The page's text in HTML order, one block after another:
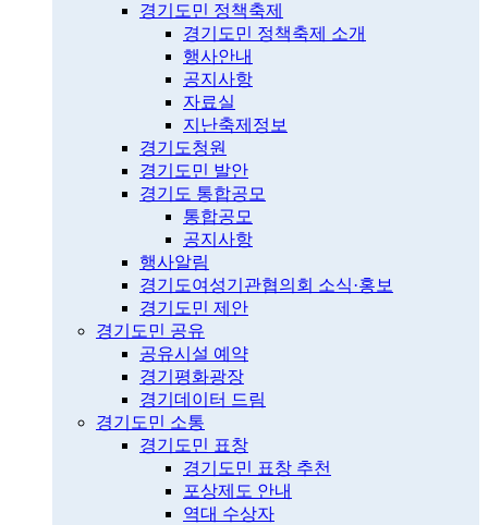
경기도민 정책축제
경기도민 정책축제 소개
행사안내
공지사항
자료실
지난축제정보
경기도청원
경기도민 발안
경기도 통합공모
통합공모
공지사항
행사알림
경기도여성기관협의회 소식·홍보
경기도민 제안
경기도민 공유
공유시설 예약
경기평화광장
경기데이터 드림
경기도민 소통
경기도민 표창
경기도민 표창 추천
포상제도 안내
역대 수상자